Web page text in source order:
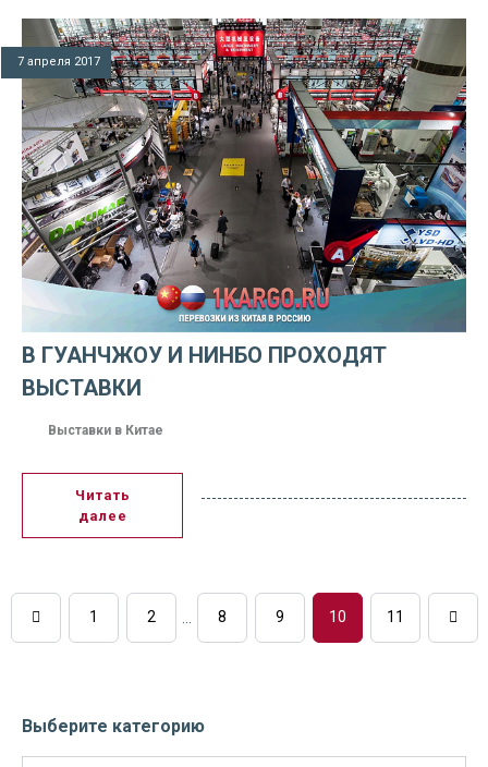
7 апреля 2017
В ГУАНЧЖОУ И НИНБО ПРОХОДЯТ
ВЫСТАВКИ
Выставки в Китае
Читать
далее
1 2 8 9 10 11
Выберите категорию